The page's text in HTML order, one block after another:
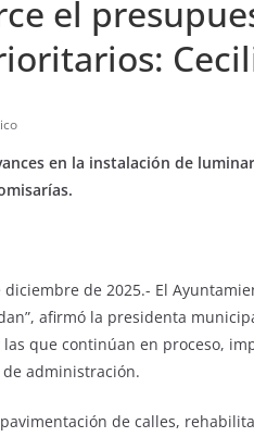
el
en la instalación de
diciembre de 2025.- El
afirmó la presidenta
las que continúan en proceso,
administración.
de calles,